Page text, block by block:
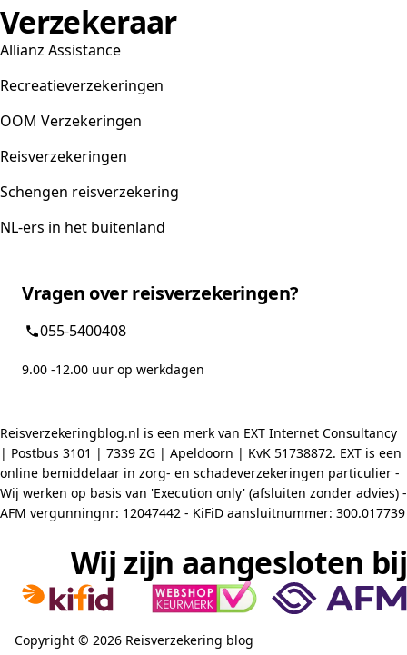
Verzekeraar
Allianz Assistance
Recreatieverzekeringen
OOM Verzekeringen
Reisverzekeringen
Schengen reisverzekering
NL-ers in het buitenland
Vragen over reisverzekeringen?
055-5400408
9.00 -12.00 uur op werkdagen
Reisverzekeringblog.nl is een merk van EXT Internet Consultancy
| Postbus 3101 | 7339 ZG | Apeldoorn | KvK 51738872. EXT is een
online bemiddelaar in zorg- en schadeverzekeringen particulier -
Wij werken op basis van 'Execution only' (afsluiten zonder advies) -
AFM vergunningnr: 12047442 - KiFiD aansluitnummer: 300.017739
Wij zijn aangesloten bij
Copyright © 2026 Reisverzekering blog